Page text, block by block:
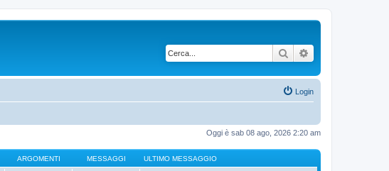
Cerca
Login
Oggi è sab 08 ago, 2026 2:20 am
ARGOMENTI MESSAGGI ULTIMO MESSAGGIO